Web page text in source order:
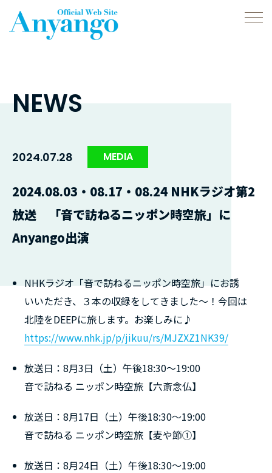
NEWS
2024.07.28 MEDIA
2024.08.03・08.17・08.24 NHKラジオ第2
放送 「音で訪ねるニッポン時空旅」に
Anyango出演
NHKラジオ「音で訪ねるニッポン時空旅」にお誘
いいただき、３本の収録をしてきました〜！今回は
北陸をDEEPに旅します。お楽しみに♪
https://www.nhk.jp/p/jikuu/rs/MJZXZ1NK39/
放送日：8月3日（土）午後18:30〜19:00
音で訪ねる ニッポン時空旅【六斎念仏】
放送日：8月17日（土）午後18:30〜19:00
音で訪ねる ニッポン時空旅【麦や節①】
放送日：8月24日（土）午後18:30〜19:00